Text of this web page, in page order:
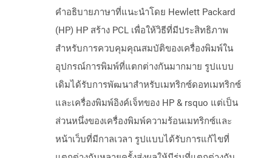
คำอธิบายภาษาที่แนะนำโดย Hewlett Packard
(HP) HP สร้าง PCL เพื่อให้วิธีที่มีประสิทธิภาพ
สำหรับการควบคุมคุณสมบัติของเครื่องพิมพ์ใน
อุปกรณ์การพิมพ์ที่แตกต่างกันมากมาย รูปแบบ
เดิมได้รับการพัฒนาสำหรับเมทริกซ์ดอทเมทริกซ์
และเครื่องพิมพ์อิงค์เจ็ทของ HP & rsquo แต่เป็น
ส่วนหนึ่งของเครื่องพิมพ์ความร้อนเมทริกซ์และ
หน้าเว็บที่มีกาลเวลา รูปแบบได้รับการแก้ไขที่